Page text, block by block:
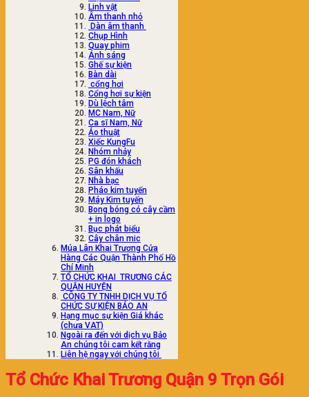
Linh vật
Âm thanh nhỏ
Dàn âm thanh
Chụp Hình
Quay phim
Ánh sáng
Ghế sự kiện
Bàn dài
cổng hơi
Cổng hơi sự kiện
Dù lệch tâm
MC Nam, Nữ
Ca sĩ Nam, Nữ
Ảo thuật
Xiếc KungFu
Nhóm nhảy
PG đón khách
Sân khấu
Nhà bạc
Pháo kim tuyến
Máy Kim tuyến
Bong bóng có cây cầm
+ in logo
Bục phát biểu
Cây chân mic
Múa Lân Khai Trương Cửa
Hàng Các Quận Thành Phố Hồ
Chí Minh
TỔ CHỨC KHAI TRƯƠNG CÁC
QUẬN HUYỆN
CÔNG TY TNHH DỊCH VỤ TỔ
CHỨC SỰ KIỆN BẢO AN
Hạng mục sự kiện Giá khác
(chưa VAT)
Ngoài ra đến với dịch vụ Bảo
An chúng tôi cam kết rằng
Liên hệ ngay với chúng tôi
Tổ Chức Khai Trương Quận 9 Trọn Gói